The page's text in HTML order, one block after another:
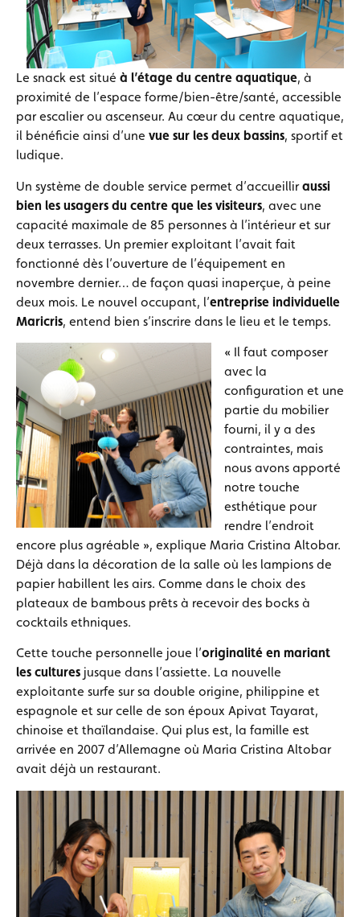
Le snack est situé à l’étage du centre aquatique, à
proximité de l’espace forme/bien-être/santé, accessible
par escalier ou ascenseur. Au cœur du centre aquatique,
il bénéficie ainsi d’une vue sur les deux bassins, sportif et
ludique.
Un système de double service permet d’accueilliraussi
bien les usagers du centre que les visiteurs, avec une
capacité maximale de 85 personnes à l’intérieur et sur
deux terrasses. Un premier exploitant l’avait fait
fonctionné dès l’ouverture de l’équipement en
novembre dernier… de façon quasi inaperçue, à peine
deux mois. Le nouvel occupant, l’entreprise individuelle
Maricris, entend bien s’inscrire dans le lieu et le temps.
« Il faut composer
avec la
configuration et une
partie du mobilier
fourni, il y a des
contraintes, mais
nous avons apporté
notre touche
esthétique pour
rendre l’endroit
encore plus agréable », explique Maria Cristina Altobar.
Déjà dans la décoration de la salle où les lampions de
papier habillent les airs. Comme dans le choix des
plateaux de bambous prêts à recevoir des bocks à
cocktails ethniques.
Cette touche personnelle joue l’originalité en mariant
les cultures jusque dans l’assiette. La nouvelle
exploitante surfe sur sa double origine, philippine et
espagnole et sur celle de son époux Apivat Tayarat,
chinoise et thaïlandaise. Qui plus est, la famille est
arrivée en 2007 d’Allemagne où Maria Cristina Altobar
avait déjà un restaurant.